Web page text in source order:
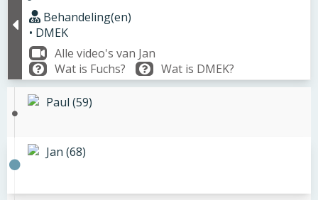
Behandeling(en)
• DMEK
Alle video's van Jan
Wat is Fuchs?
Wat is DMEK?
Paul (59)
Jan (68)